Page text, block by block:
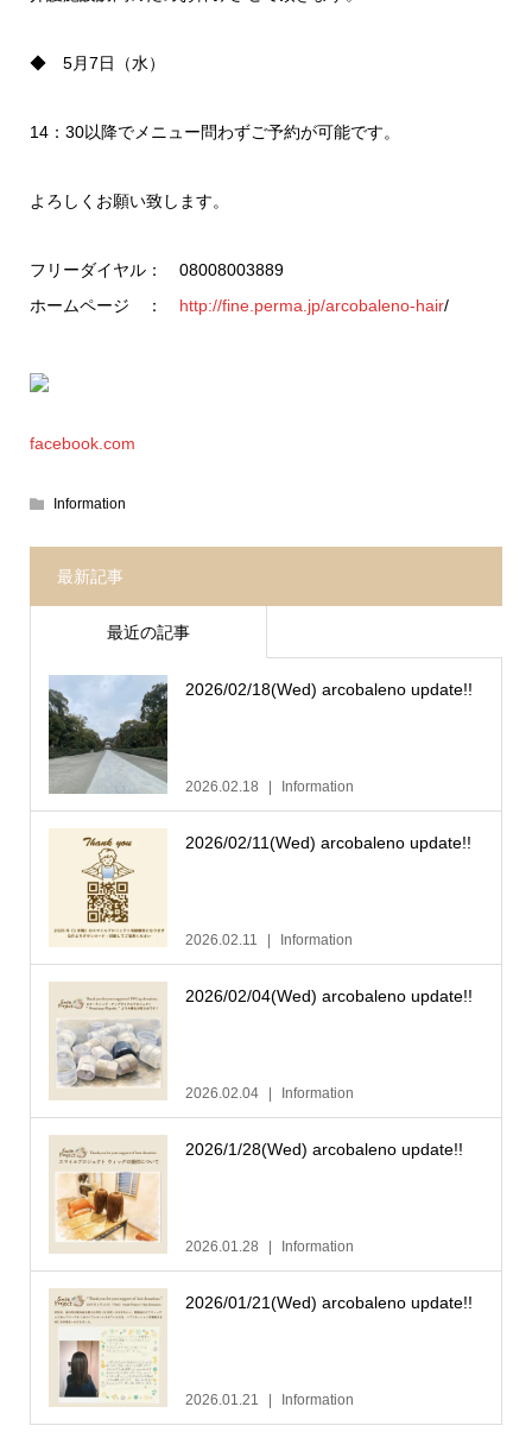
◆ 5月7日（水）
14：30以降でメニュー問わずご予約が可能です。
よろしくお願い致します。
フリーダイヤル： 08008003889
ホームページ ： http://fine.perma.jp/arcobaleno-hair/
facebook.com
Information
最新記事
最近の記事
2026/02/18(Wed) arcobaleno update!!
2026.02.18 Information
2026/02/11(Wed) arcobaleno update!!
2026.02.11 Information
2026/02/04(Wed) arcobaleno update!!
2026.02.04 Information
2026/1/28(Wed) arcobaleno update!!
2026.01.28 Information
2026/01/21(Wed) arcobaleno update!!
2026.01.21 Information